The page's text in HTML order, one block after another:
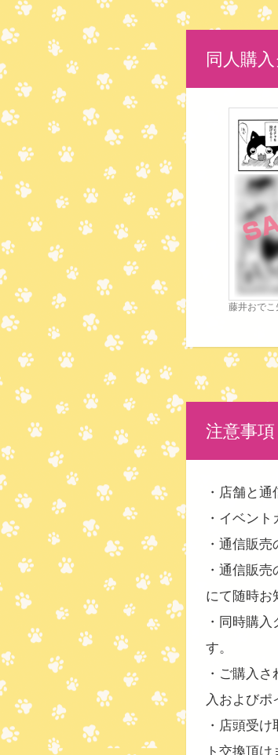
同人購
藤井おでこ
注意事項
・店舗と
・イベン
・通信販
・通信販
にて随時お
・同時購
す。
・ご購入
入およびポ
・店頭受
ト交換頂け